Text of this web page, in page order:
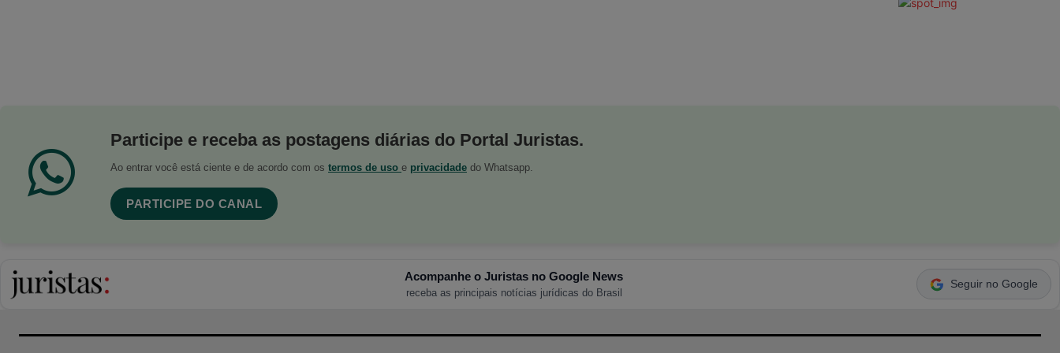
Participe e receba as postagens diárias do Portal Juristas.
Ao entrar você está ciente e de acordo com os termos de uso e privacidade do Whatsapp.
PARTICIPE DO CANAL
Acompanhe o Juristas no Google News
receba as principais notícias jurídicas do Brasil
Seguir no Google